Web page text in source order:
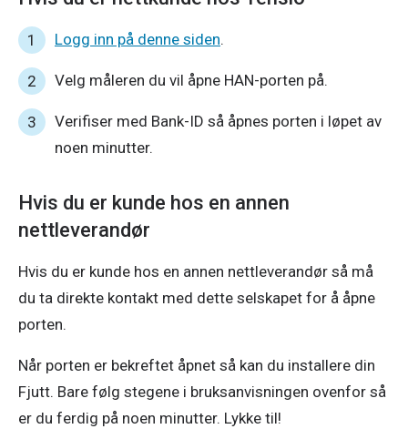
Logg inn på denne siden.
Velg måleren du vil åpne HAN-porten på.
Verifiser med Bank-ID så åpnes porten i løpet av
noen minutter.
Hvis du er kunde hos en annen
nettleverandør
Hvis du er kunde hos en annen nettleverandør så må
du ta direkte kontakt med dette selskapet for å åpne
porten.
Når porten er bekreftet åpnet så kan du installere din
Fjutt. Bare følg stegene i bruksanvisningen ovenfor så
er du ferdig på noen minutter. Lykke til!